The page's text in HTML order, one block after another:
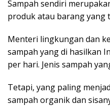
Sampah sendiri
produk atau barang yang
Menteri lingkungan dan
sampah yang di hasilkan
per hari. Jenis sampah
Tetapi, yang paling
sampah organik dan